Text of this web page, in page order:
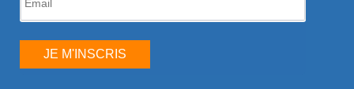
JE M'INSCRIS